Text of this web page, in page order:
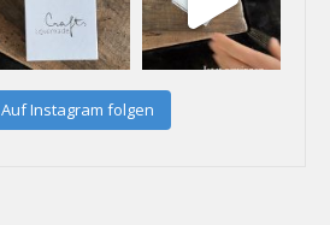
Auf Instagram folgen